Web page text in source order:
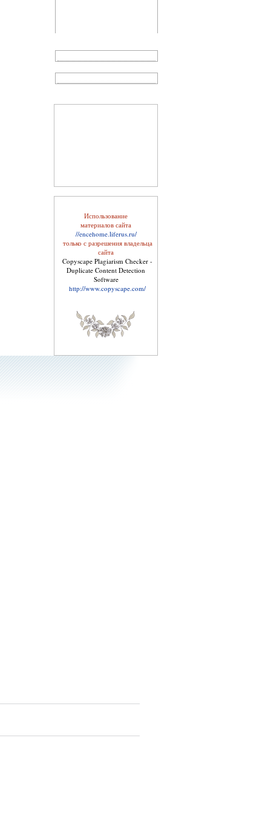
Косметика, возраст и
Уход за кожей лица
Использование
материалов сайта
//encehome.liferus.ru/
только с разрешения владельца
сайта
Copyscape Plagiarism Checker -
Duplicate Content Detection
Software
http://www.copyscape.com/